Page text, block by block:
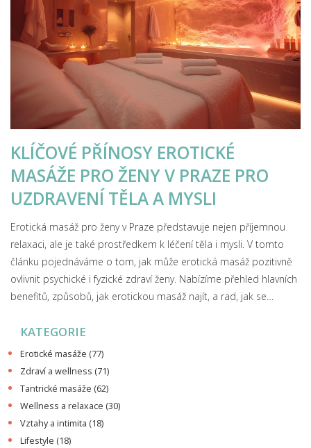
KLÍČOVÉ PŘÍNOSY EROTICKÉ
MASÁŽE PRO ŽENY V PRAZE PRO
UZDRAVENÍ TĚLA A MYSLI
Erotická masáž pro ženy v Praze představuje nejen příjemnou
relaxaci, ale je také prostředkem k léčení těla i mysli. V tomto
článku pojednáváme o tom, jak může erotická masáž pozitivně
ovlivnit psychické i fyzické zdraví ženy. Nabízíme přehled hlavních
benefitů, způsobů, jak erotickou masáž najít, a rad, jak se
které hledají cesty k sobě, k hlubšímu poznání svého těla a
potřebují se občas zastavit v dnešním uspěchaném světě.
KATEGORIE
Erotické masáže (77)
Zdraví a wellness (71)
Tantrické masáže (62)
Wellness a relaxace (30)
Vztahy a intimita (18)
Lifestyle (18)